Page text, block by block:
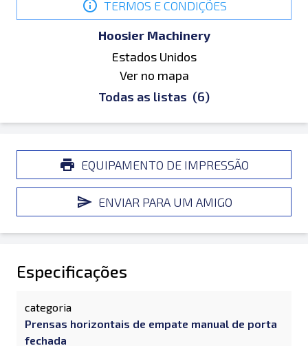
TERMOS E CONDIÇÕES
Hoosier Machinery
Estados Unidos
Ver no mapa
Todas as listas (6)
EQUIPAMENTO DE IMPRESSÃO
ENVIAR PARA UM AMIGO
Especificações
categoria
Prensas horizontais de empate manual de porta
fechada